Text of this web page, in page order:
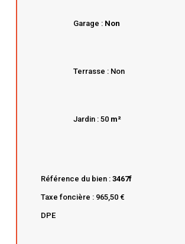
Garage : Non
Terrasse : Non
Jardin : 50 m²
Référence du bien :3467f
Taxe foncière : 965,50 €
DPE